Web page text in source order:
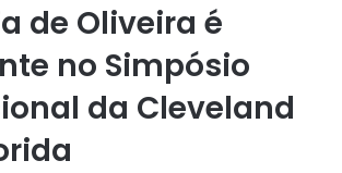
de Oliveira é
no Simpósio
da Cleveland